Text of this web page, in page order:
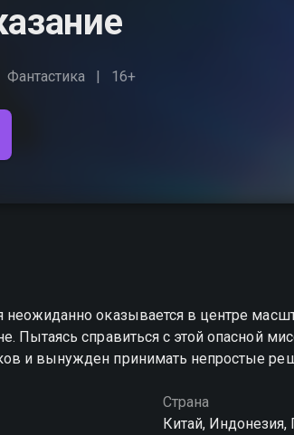
Фантастика 16+
неожиданно оказывается в центре
Пытаясь справиться с этой опасной
и вынужден принимать непростые
Страна
Китай,